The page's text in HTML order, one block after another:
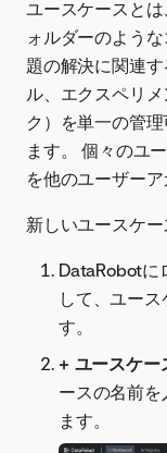
ユースケースと
ォルダーのよう
題の解決に関連
ル、エクスペリ
ク）を単一の管
ます。 個々のユ
を他のユーザーア
新しいユースケー
DataRobotに
して、ユー
す。
+ ユースケー
ースの名前
ます。